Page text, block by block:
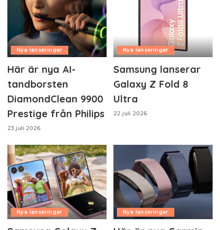
Nya lanseringar
Här är nya AI-
tandborsten
DiamondClean 9900
Prestige från Philips
23 juli 2026
Nya lanseringar
Samsung lanserar
Galaxy Z Fold 8
Ultra
22 juli 2026
Nya lanseringar Nya lanseringar